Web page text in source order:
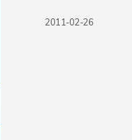
2011-02-26